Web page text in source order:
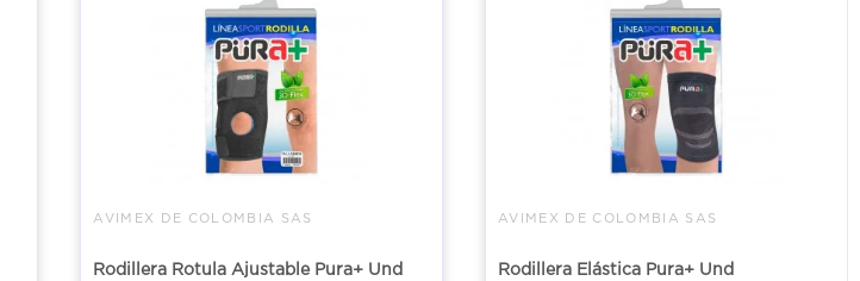
AVIMEX DE COLOMBIA SAS
Rodillera Rotula Ajustable Pura+ Und
AVIMEX DE COLOMBIA SAS
Rodillera Elástica Pura+ Und